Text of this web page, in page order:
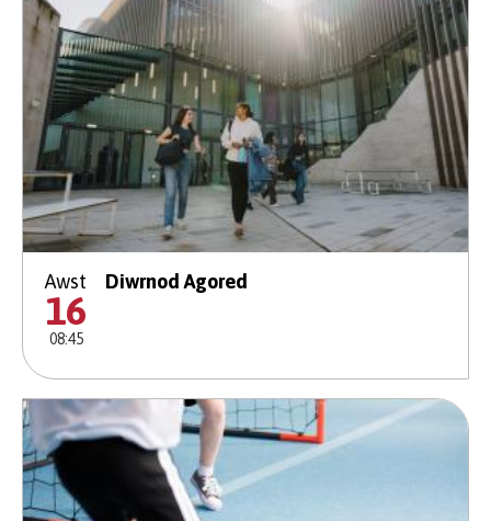
Awst
16
08:45
Diwrnod Agored